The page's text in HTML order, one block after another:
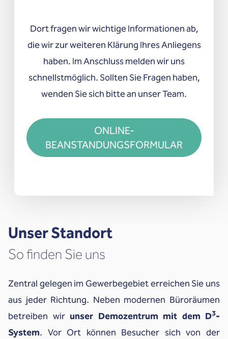
Dort fragen wir wichtige Informationen ab,
die wir zur weiteren Klärung Ihres Anliegens
haben. Im Anschluss melden wir uns
schnellstmöglich. Sollten Sie Fragen haben,
wenden Sie sich bitte an unser Team.
ONLINE-
BEANSTANDUNGSFORMULAR
Unser Standort
So finden Sie uns
Zentral gelegen im Gewerbegebiet erreichen Sie uns
aus jeder Richtung. Neben modernen Büroräumen
betreiben wir unser Demozentrum mit dem D3-
System. Vor Ort können Besucher sich von der